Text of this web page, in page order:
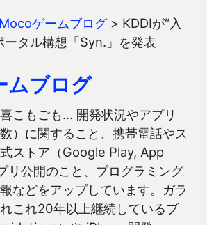
Mocoゲームブログ> KDDIが“入
ータル構想「Syn.」を発表
ムブログ
こもごも… 開発状況やアプリ
数）に関すること、携帯電話やス
ストア（Google Play, App
リ公開のこと、プログラミング
などをアップしています。ガラ
これ20年以上継続しているブ